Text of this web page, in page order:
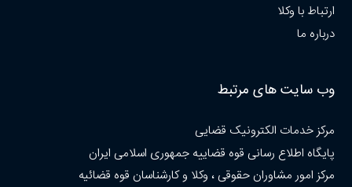
ارتباط با وکلا
درباره ما
وب سایت های مرتبط
مرکز خدمات الکترونیک قضایی
پایگاه اطلاع رسانی قوه قضاییه جمهوری اسلامی ایران
مرکز امور مشاوران حقوقی ، وکلا و کارشناسان قوه قضائیه